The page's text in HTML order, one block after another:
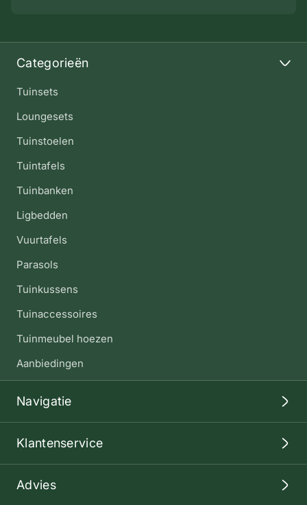
Categorieën
Tuinsets
Loungesets
Tuinstoelen
Tuintafels
Tuinbanken
Ligbedden
Vuurtafels
Parasols
Tuinkussens
Tuinaccessoires
Tuinmeubel hoezen
Aanbiedingen
Navigatie
Klantenservice
Advies